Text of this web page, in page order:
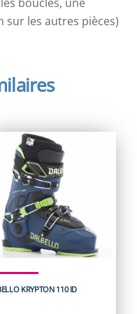
sur les autres pièces)
KRYPTON 110 ID